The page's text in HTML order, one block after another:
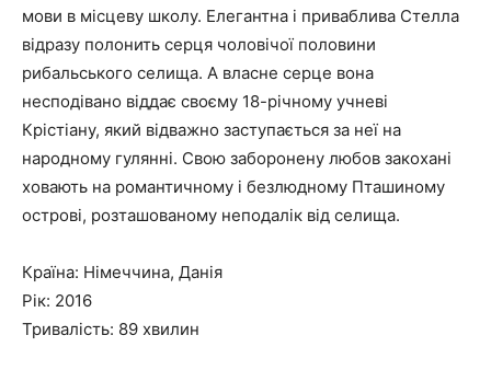
мови в місцеву школу. Елегантна і приваблива Стелла
відразу полонить серця чоловічої половини
рибальського селища. А власне серце вона
несподівано віддає своєму 18-річному учневі
Крістіану, який відважно заступається за неї на
народному гулянні. Свою заборонену любов закохані
ховають на романтичному і безлюдному Пташиному
острові, розташованому неподалік від селища.
Країна: Німеччина, Данія
Рік: 2016
Тривалість: 89 хвилин